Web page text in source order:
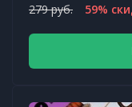
279 руб. 59%